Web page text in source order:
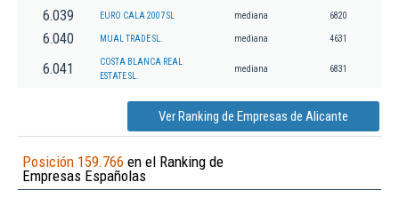
6.039 EURO CALA 2007 SL mediana 6820
6.040 MUAL TRADE SL. mediana 4631
6.041
COSTA BLANCA REAL
ESTATE SL.
mediana 6831
Ver Ranking de Empresas de Alicante
Posición 159.766 en el Ranking de
Empresas Españolas